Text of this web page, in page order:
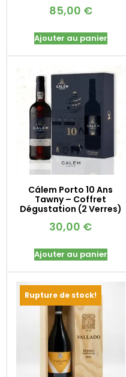
85,00 €
Ajouter au panier
Cálem Porto 10 Ans
Tawny – Coffret
Dégustation (2 Verres)
30,00 €
Ajouter au panier
Rupture de stock!